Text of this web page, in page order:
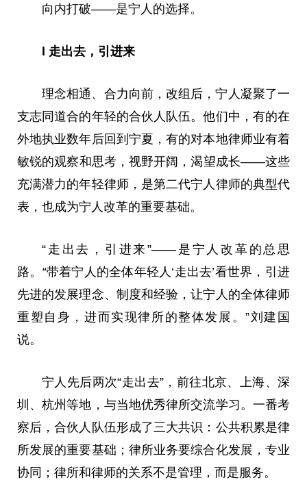
向内打破——是宁人的选择。
l 走出去，引进来
理念相通、合力向前，改组后，宁人凝聚了一
支志同道合的年轻的合伙人队伍。他们中，有的在
外地执业数年后回到宁夏，有的对本地律师业有着
敏锐的观察和思考，视野开阔，渴望成长——这些
充满潜力的年轻律师，是第二代宁人律师的典型代
表，也成为宁人改革的重要基础。
“走出去，引进来”——是宁人改革的 总 思
路。“带着宁人的全体年轻人‘走出去’看世界，引进
先进的发展理念、制度和经验，让宁人的全体律师
重塑自身，进而实现律所的整体发展。”刘建国
说。
宁人先后两次“走出去”，前往北京、上海、深
圳、杭州等地，与当地优秀律所交流学习 。一番考
察后，合伙人队伍形成了三大共识：公共积累是律
所发展的重要基础；律所业务要综合化发展，专业
协同；律所和律师的关系不是管理，而是服务。